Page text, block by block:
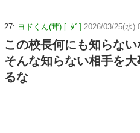
27: ヨドくん(茸) [ﾆﾀﾞ] 2026/03/25(水)
この校長何にも知らない
そんな知らない相手を
るな